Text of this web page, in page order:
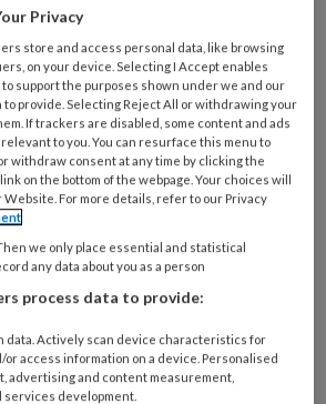
Oekraïense
blijft voortduren en het is
om kinderen die gevlucht zijn uit
goede opvang te
doet dit met grote
haar weg daarin
Kinderopvang nam een kijkje
Privacy
store and access personal data, like browsing
on your device. Selecting I Accept enables
support the purposes shown under we and our
provide. Selecting Reject All or withdrawing your
If trackers are disabled, some content and ads
relevant to you. You can resurface this menu to
withdraw consent at any time by clicking the
on the bottom of the webpage. Your choices will
For more details, refer to our Privacy
we only place essential and statistical
any data about you as a person
process data to provide:
data. Actively scan device characteristics for
access information on a device. Personalised
advertising and content measurement,
development.